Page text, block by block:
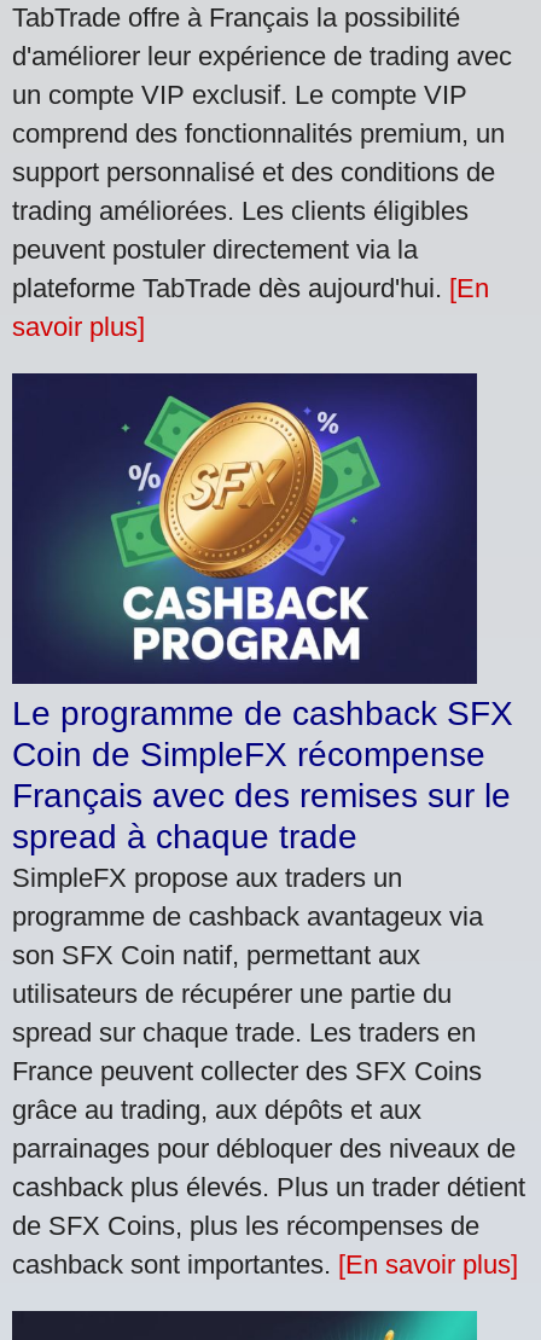
TabTrade offre à Français la possibilité
d'améliorer leur expérience de trading avec
un compte VIP exclusif. Le compte VIP
comprend des fonctionnalités premium, un
support personnalisé et des conditions de
trading améliorées. Les clients éligibles
peuvent postuler directement via la
plateforme TabTrade dès aujourd'hui. [En
savoir plus]
Le programme de cashback SFX
Coin de SimpleFX récompense
Français avec des remises sur le
spread à chaque trade
SimpleFX propose aux traders un
programme de cashback avantageux via
son SFX Coin natif, permettant aux
utilisateurs de récupérer une partie du
spread sur chaque trade. Les traders en
France peuvent collecter des SFX Coins
grâce au trading, aux dépôts et aux
parrainages pour débloquer des niveaux de
cashback plus élevés. Plus un trader détient
de SFX Coins, plus les récompenses de
cashback sont importantes. [En savoir plus]